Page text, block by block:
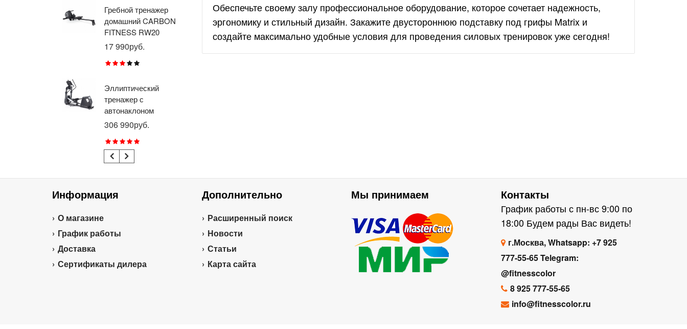
Гребной тренажер
домашний CARBON
FITNESS RW20
17 990руб.
Эллиптический
тренажер с
автонаклоном
профессиональный
BRONZE GYM
E1000M PRO
TURBO (new)
306 990руб.
Эллиптический
тренажер
профессиональный
BRONZE GYM
RUNWAY E
Обеспечьте своему залу профессиональное оборудование, которое сочетает надежность,
эргономику и стильный дизайн. Закажите двустороннюю подставку под грифы Matrix и
создайте максимально удобные условия для проведения силовых тренировок уже сегодня!
Информация
О магазине
График работы
Доставка
Сертификаты дилера
Дополнительно
Расширенный поиск
Новости
Статьи
Карта сайта
Мы принимаем Контакты
График работы с пн-вс 9:00 по
18:00 Будем рады Вас видеть!
г.Москва, Whatsapp: +7 925
777-55-65 Telegram:
@fitnesscolor
8 925 777-55-65
info@fitnesscolor.ru